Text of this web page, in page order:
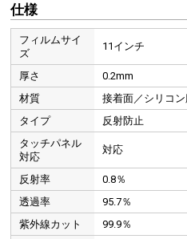
仕様
フィルムサイ
ズ
11インチ
厚さ
0.2mm
材質
接着面／シリコ
タイプ
反射防止
タッチパネル
対応
対応
反射率
0.8％
透過率
95.7％
紫外線カット
99.9％